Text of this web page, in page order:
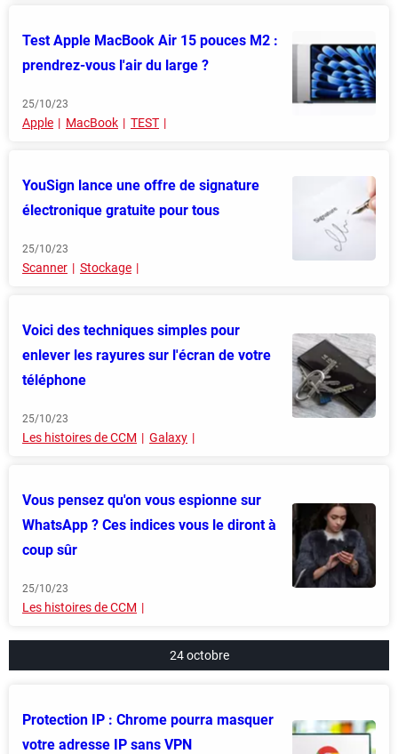
Test Apple MacBook Air 15 pouces M2 :
prendrez-vous l'air du large ?
25/10/23
Apple MacBook TEST
YouSign lance une offre de signature
électronique gratuite pour tous
25/10/23
Scanner Stockage
Voici des techniques simples pour
enlever les rayures sur l'écran de votre
téléphone
25/10/23
Les histoires de CCM Galaxy
Vous pensez qu'on vous espionne sur
WhatsApp ? Ces indices vous le diront à
coup sûr
25/10/23
Les histoires de CCM
24 octobre
Protection IP : Chrome pourra masquer
votre adresse IP sans VPN